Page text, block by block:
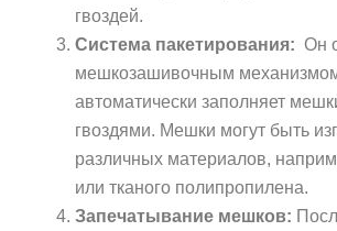
гвоздей.
Система пакетирования: Он
мешкозашивочным
автоматически заполняет
гвоздями. Мешки могут быть
различных материалов,
или тканого полипропилена.
Запечатывание мешков: